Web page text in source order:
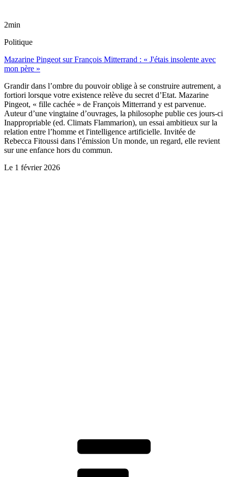
2min
Politique
Mazarine Pingeot sur François Mitterrand : « J'étais insolente avec
mon père »
Grandir dans l’ombre du pouvoir oblige à se construire autrement, a
fortiori lorsque votre existence relève du secret d’Etat. Mazarine
Pingeot, « fille cachée » de François Mitterrand y est parvenue.
Auteur d’une vingtaine d’ouvrages, la philosophe publie ces jours-ci
Inappropriable (ed. Climats Flammarion), un essai ambitieux sur la
relation entre l’homme et l'intelligence artificielle. Invitée de
Rebecca Fitoussi dans l’émission Un monde, un regard, elle revient
sur une enfance hors du commun.
Le 1 février 2026